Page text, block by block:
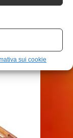
sui cookie
DA